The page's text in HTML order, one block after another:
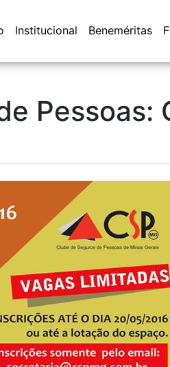
Institucional Beneméritas